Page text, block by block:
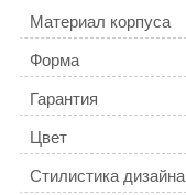
Материал корпуса
Форма
Гарантия
Цвет
Стилистика дизайна